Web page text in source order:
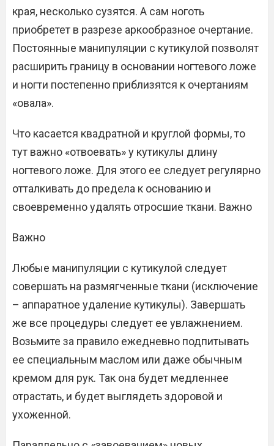
края, несколько сузятся. А сам ноготь
приобретет в разрезе аркообразное очертание.
Постоянные манипуляции с кутикулой позволят
расширить границу в основании ногтевого ложе
и ногти постепенно приблизятся к очертаниям
«овала».
Что касается квадратной и круглой формы, то
тут важно «отвоевать» у кутикулы длину
ногтевого ложе. Для этого ее следует регулярно
отталкивать до предела к основанию и
своевременно удалять отросшие ткани. Важно
Важно
Любые манипуляции с кутикулой следует
совершать на размягченные ткани (исключение
– аппаратное удаление кутикулы). Завершать
же все процедуры следует ее увлажнением.
Возьмите за правило ежедневно подпитывать
ее специальным маслом или даже обычным
кремом для рук. Так она будет медленнее
отрастать, и будет выглядеть здоровой и
ухоженной.